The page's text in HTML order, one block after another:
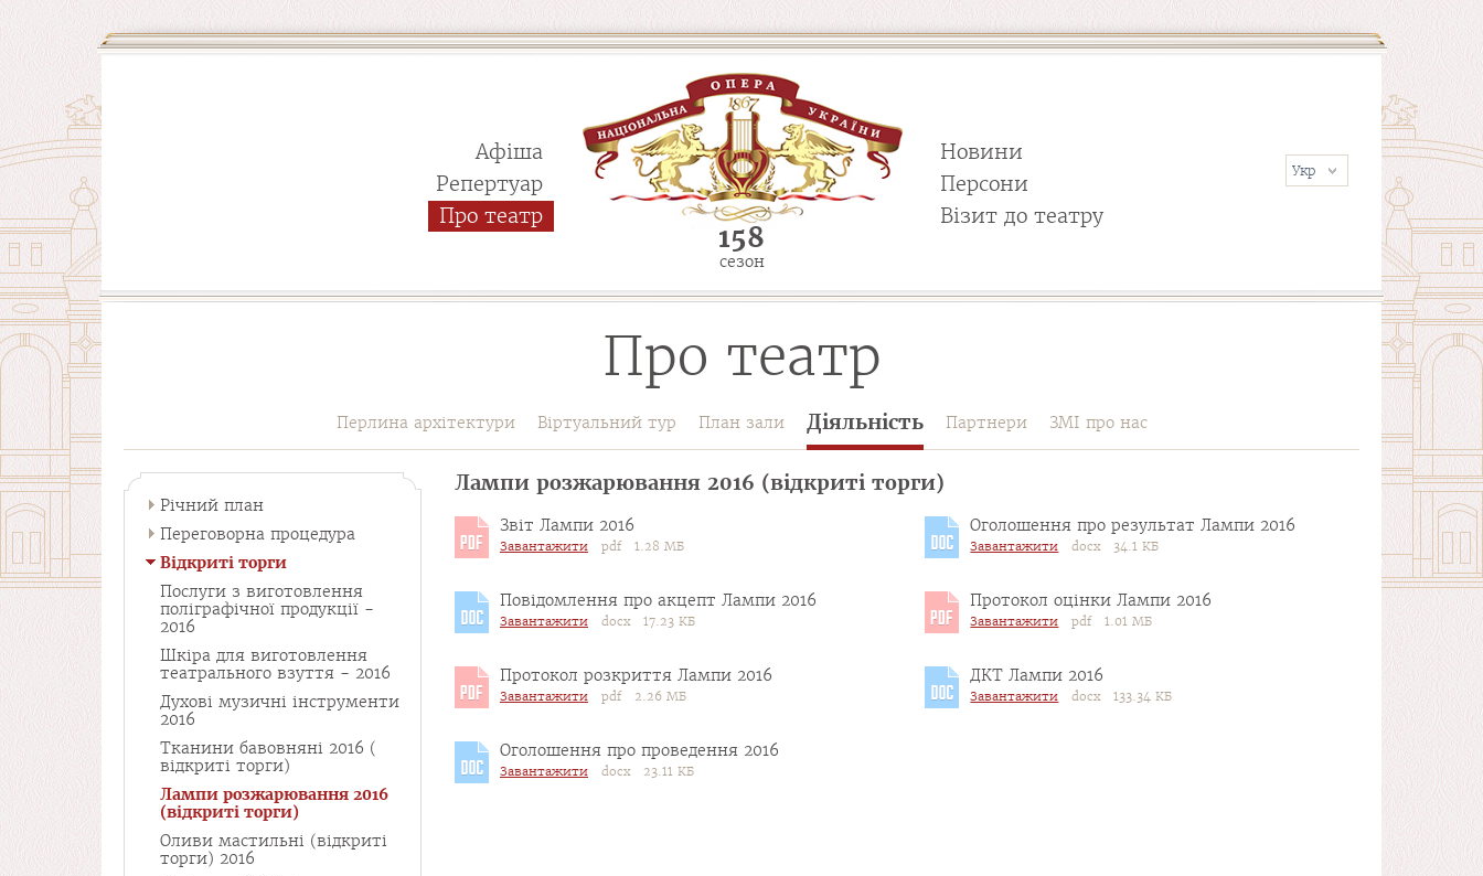
Афіша
Репертуар
Про театр
Новини
Персони
Візит до театру
158
сезон
Про театр
Перлина архітектури Віртуальний тур План зали Діяльність Партнери ЗМІ про нас
Річний план
Переговорна процедура
Відкриті торги
Послуги з виготовлення
поліграфічної продукції -
2016
Шкіра для виготовлення
театрального взуття - 2016
Духові музичні інструменти
2016
Тканини бавовняні 2016 (
відкриті торги)
Лампи розжарювання 2016
(відкриті торги)
Оливи мастильні (відкриті
торги) 2016
Лампи розжарювання 2016 (відкриті торги)
Звіт Лампи 2016
Завантажити pdf 1.28 МБ
Оголошення про результат Лампи 2016
Завантажити docx 34.1 КБ
Повідомлення про акцепт Лампи 2016
Завантажити docx 17.23 КБ
Протокол оцінки Лампи 2016
Завантажити pdf 1.01 МБ
Протокол розкриття Лампи 2016
Завантажити pdf 2.26 МБ
ДКТ Лампи 2016
Завантажити docx 133.34 КБ
Оголошення про проведення 2016
Завантажити docx 23.11 КБ